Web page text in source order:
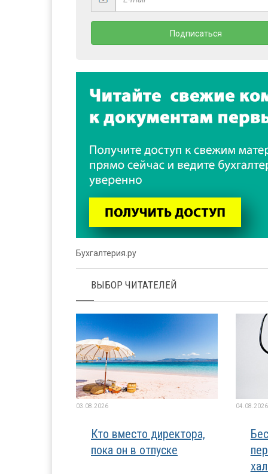
Бухгалтерия.ру
ВЫБОР ЧИТАТЕЛЕЙ
03.08.2026
Кто вместо директора,
пока он в отпуске
04.08.2026